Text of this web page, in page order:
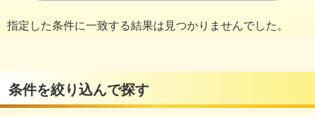
指定した条件に一致する結果は見つかりませんでした。
条件を絞り込んで探す